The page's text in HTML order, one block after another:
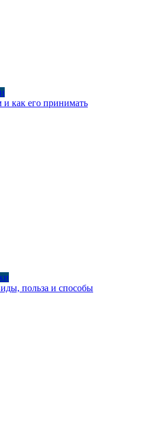
как его принимать
польза и способы